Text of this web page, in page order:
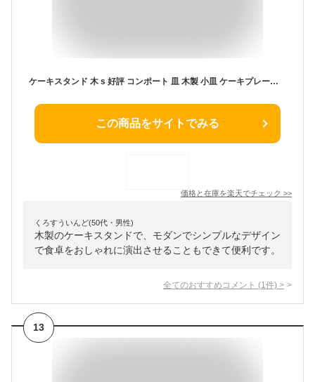
ケーキスタンド 木 s 好評 コンポート 皿 木製 小皿 ケーキプレート ケーキトレー ケーキ スタンド 可愛い お皿 プレート ケーキ皿 オードブル サンドウィッチ アフタヌーンティー クリスマス ホームパーティー おしゃれ 食器 キッチン グッズ
この商品をサイトでみる
価格と在庫を楽天でチェック >>
くろすういんど(50代・男性)
木製のケーキスタンドで、モダンでシンプルなデザイン
で食卓をおしゃれに演出させることもできて便利です。
全てのおすすめコメント (1 件) >
13